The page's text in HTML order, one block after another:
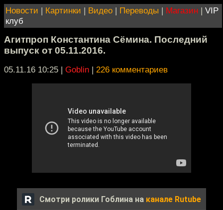
Новости | Картинки | Видео | Переводы | Магазин | VIP
клуб
Агитпроп Константина Сёмина. Последний
выпуск от 05.11.2016.
05.11.16 10:25 | Goblin | 226 комментариев
Смотри ролики Гоблина на канале Rutube